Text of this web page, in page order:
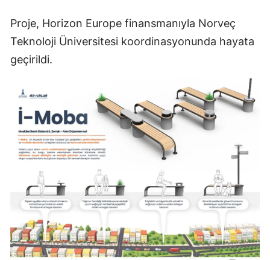
Proje, Horizon Europe finansmanıyla Norveç
Teknoloji Üniversitesi koordinasyonunda hayata
geçirildi.